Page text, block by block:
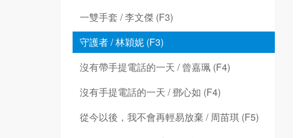
一雙手套 / 李文傑 (F3)
守護者 / 林穎妮 (F3)
沒有帶手提電話的一天 / 曾嘉珮 (F4)
沒有手提電話的一天 / 鄧心如 (F4)
從今以後，我不會再輕易放棄 / 周苗琪 (F5)